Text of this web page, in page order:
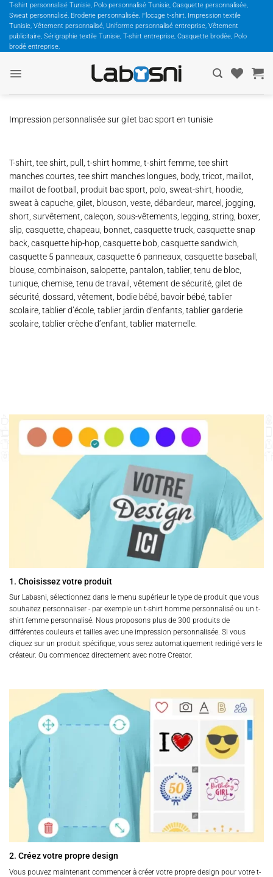
Passer
contenu
T-shirt personnalisé Tunisie, Polo personnalisé Tunisie, Casquette personnalisée,
Sweat personnalisé, Broderie personnalisée, Flocage t-shirt, Impression textile
Tunisie, Vêtement personnalisé, Uniforme personnalisé entreprise, Vêtement
publicitaire, Sérigraphie textile Tunisie, T-shirt entreprise, Casquette brodée, Polo
brodé entreprise,
Impression personnalisée sur gilet bac sport en tunisie
T-shirt, tee shirt, pull, t-shirt homme, t-shirt femme, tee shirt
manches courtes, tee shirt manches longues, body, tricot, maillot,
maillot de football, produit bac sport, polo, sweat-shirt, hoodie,
sweat à capuche, gilet, blouson, veste, débardeur, marcel, jogging,
short, survêtement, caleçon, sous-vêtements, legging, string, boxer,
slip, casquette, chapeau, bonnet, casquette truck, casquette snap
back, casquette hip-hop, casquette bob, casquette sandwich,
casquette 5 panneaux, casquette 6 panneaux, casquette baseball,
blouse, combinaison, salopette, pantalon, tablier, tenu de bloc,
tunique, chemise, tenu de travail, vêtement de sécurité, gilet de
sécurité, dossard, vêtement, bodie bébé, bavoir bébé, tablier
scolaire, tablier d’école, tablier jardin d’enfants, tablier garderie
scolaire, tablier crèche d’enfant, tablier maternelle.
1. Choisissez votre produit
Sur Labasni, sélectionnez dans le menu supérieur le type de produit que vous
souhaitez personnaliser - par exemple un t-shirt homme personnalisé ou un t-
shirt femme personnalisé. Nous proposons plus de 300 produits de
différentes couleurs et tailles avec une impression personnalisée. Si vous
cliquez sur un produit spécifique, vous serez automatiquement redirigé vers le
créateur. Ou commencez directement avec notre Creator.
2. Créez votre propre design
Vous pouvez maintenant commencer à créer votre propre design pour votre t-